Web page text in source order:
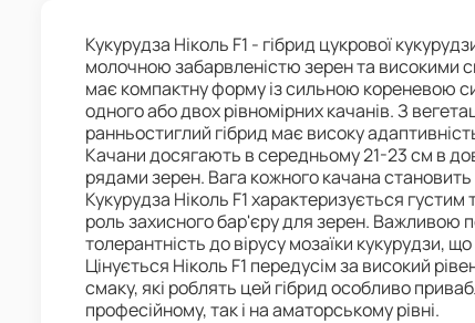
Кукурудза Ніколь F1 - гібрид цукрової
молочною забарвленістю зерен та високими
має компактну форму із сильною кореневою
одного або двох рівномірних качанів. З
ранньостиглий гібрид має високу
Качани досягають в середньому 21-23 см в
рядами зерен. Вага кожного качана
Кукурудза Ніколь F1 характеризується
роль захисного бар'єру для зерен. Важливою
толерантність до вірусу мозаїки кукурудзи,
Цінується Ніколь F1 передусім за високий
смаку, які роблять цей гібрид особливо
професійному, так і на аматорському рівні.